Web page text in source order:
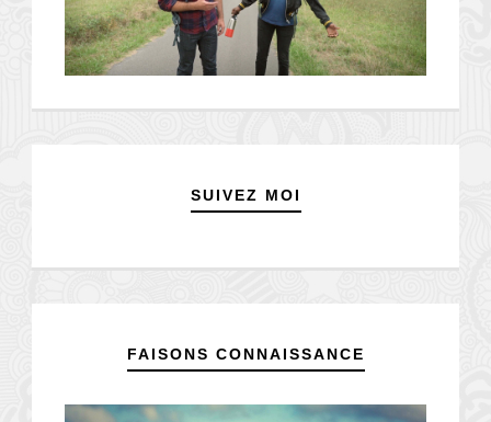
SUIVEZ MOI
FAISONS CONNAISSANCE